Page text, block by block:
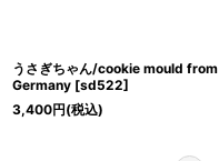
うさぎちゃん/cookie mould from
Germany [sd522]
3,400円(税込)